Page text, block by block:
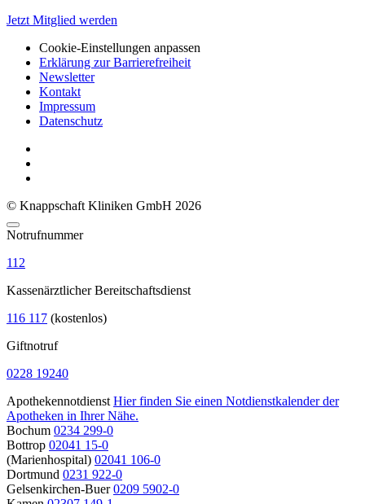
Jetzt Mitglied werden
Cookie-Einstellungen anpassen
Erklärung zur Barrierefreiheit
Newsletter
Kontakt
Impressum
Datenschutz
© Knappschaft Kliniken GmbH 2026
Notrufnummer
112
Kassenärztlicher Bereitschaftsdienst
116 117 (kostenlos)
Giftnotruf
0228 19240
Apothekennotdienst Hier finden Sie einen Notdienstkalender der
Apotheken in Ihrer Nähe.
Bochum 0234 299-0
Bottrop 02041 15-0
(Marienhospital) 02041 106-0
Dortmund 0231 922-0
Gelsenkirchen-Buer 0209 5902-0